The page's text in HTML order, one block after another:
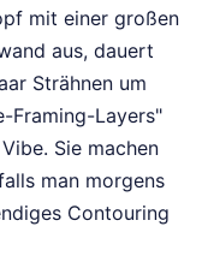
mit einer großen
aus, dauert
Strähnen um
Framing-Layers"
Sie machen
man morgens
Contouring